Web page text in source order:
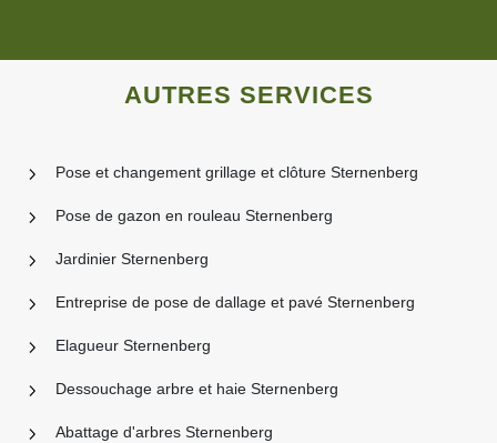
AUTRES SERVICES
Pose et changement grillage et clôture Sternenberg
Pose de gazon en rouleau Sternenberg
Jardinier Sternenberg
Entreprise de pose de dallage et pavé Sternenberg
Elagueur Sternenberg
Dessouchage arbre et haie Sternenberg
Abattage d'arbres Sternenberg